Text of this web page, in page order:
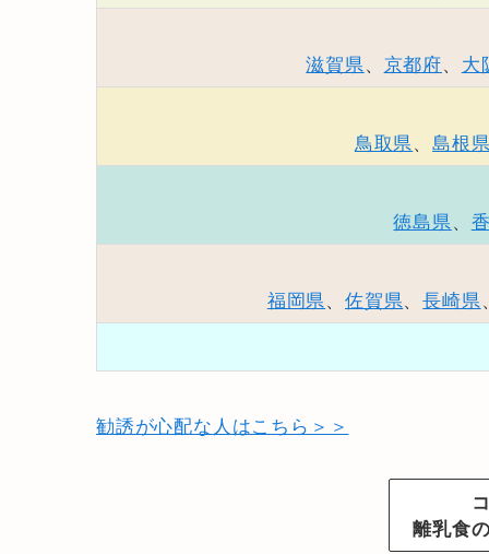
滋賀県、 京都府、 大
鳥取県、島根
徳島県、
福岡県、 佐賀県、長崎県
勧誘が心配な人はこちら＞＞
離乳食